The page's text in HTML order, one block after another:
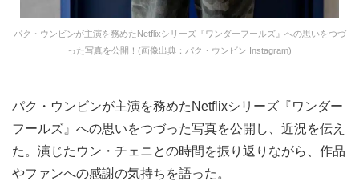
パク・ウンビンが主演を務めたNetflixシリーズ『ワンダーフールズ』への思いをつづ
った写真を公開！(画像出典：パク・ウンビン Instagram)
パク・ウンビンが主演を務めたNetflixシリーズ『ワンダー
フールズ』への思いをつづった写真を公開し、近況を伝え
た。演じたウン・チェニとの時間を振り返りながら、作品
やファンへの感謝の気持ちを語った。